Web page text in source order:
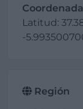
Latitud:
-
Región